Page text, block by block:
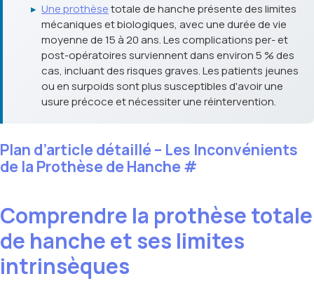
▸ Une prothèsetotale de hanche présente des limites
mécaniques et biologiques, avec une durée de vie
moyenne de 15 à 20 ans. Les complications per- et
post-opératoires surviennent dans environ 5 % des
cas, incluant des risques graves. Les patients jeunes
ou en surpoids sont plus susceptibles d'avoir une
usure précoce et nécessiter une réintervention.
Plan d’article détaillé – Les Inconvénients
de la Prothèse de Hanche#
Comprendre la prothèse totale
de hanche et ses limites
intrinsèques